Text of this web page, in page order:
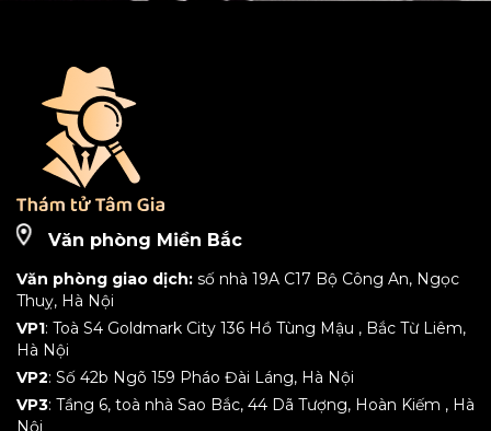
Văn phòng Miền Bắc
Văn phòng giao dịch: số nhà 19A C17 Bộ Công An, Ngọc
Thuỵ, Hà Nội
VP1: Toà S4 Goldmark City 136 Hồ Tùng Mậu , Bắc Từ Liêm,
Hà Nội
VP2: Số 42b Ngõ 159 Pháo Đài Láng, Hà Nội
VP3: Tầng 6, toà nhà Sao Bắc, 44 Dã Tượng, Hoàn Kiếm , Hà
Nội